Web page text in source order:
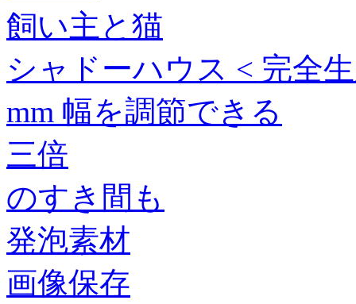
飼い主と猫
シャドーハウス < 完全
mm 幅を調節できる
三倍
のすき間も
発泡素材
画像保存